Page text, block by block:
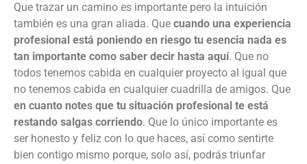
Que trazar un camino es importante pero la intuición
también es una gran aliada. Que cuando una experiencia
profesional está poniendo en riesgo tu esencia nada es
tan importante como saber decir hasta aquí. Que no
todos tenemos cabida en cualquier proyecto al igual que
no tenemos cabida en cualquier cuadrilla de amigos. Que
en cuanto notes que tu situación profesional te está
restando salgas corriendo. Que lo único importante es
ser honesto y feliz con lo que haces, así como sentirte
bien contigo mismo porque, solo así, podrás triunfar